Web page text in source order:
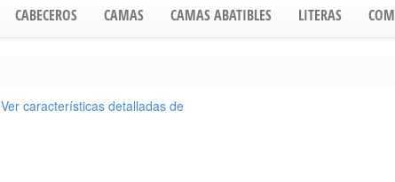
CABECEROS CAMAS CAMAS ABATIBLES LITERAS
Ver características detalladas de